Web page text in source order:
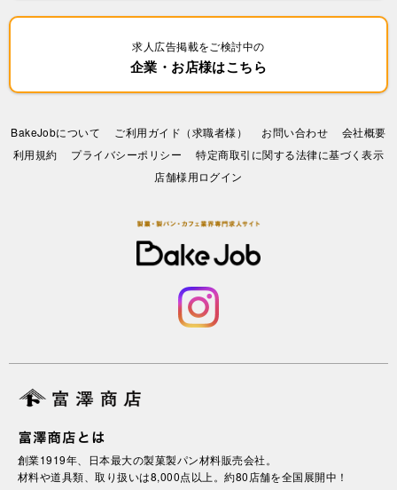
求人広告掲載をご検討中の
企業・お店様はこちら
BakeJobについて ご利用ガイド（求職者様） お問い合わせ
会社概要
利⽤規約
プライバシーポリシー
特定商取引に関する法律に基づく表示
店舗様用ログイン
創業1919年、日本最大の製菓製パン材料販売会社。
材料や道具類、取り扱いは8,000点以上。約80店舗を全国展開中！